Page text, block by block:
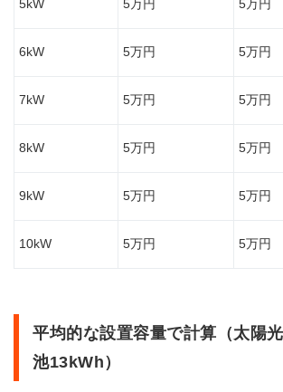
5
太陽
電の
にも
びか
す
太陽
電・
5kW 5万円 5万円
6kW 5万円 5万円
7kW 5万円 5万円
8kW 5万円 5万円
9kW 5万円 5万円
10kW 5万円 5万円
平均的な設置容量で計算（太陽
池13kWh）